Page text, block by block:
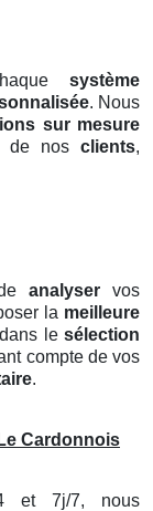
système
. Nous
sur mesure
de nos clients,
analyservos
la meilleure
le sélection
compte de vos
.
Cardonnois
et 7j/7, nous